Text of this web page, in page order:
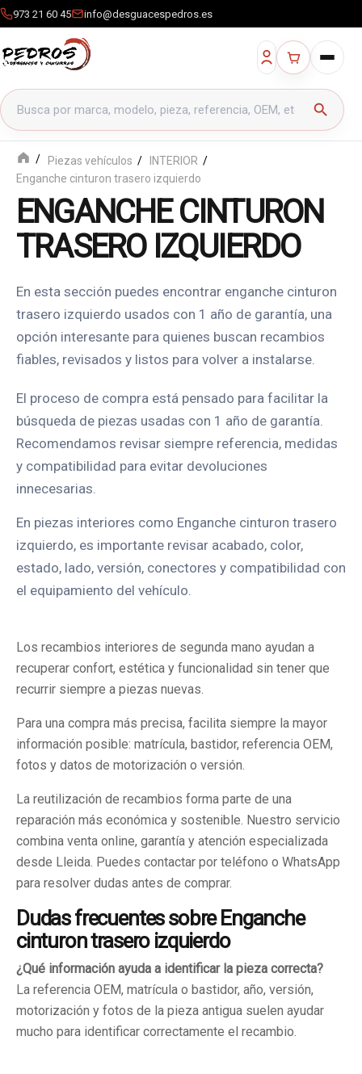
973 21 60 45 info@desguacespedros.es
Buscar productos
search
Piezas vehículos
INTERIOR
Enganche cinturon trasero izquierdo
ENGANCHE CINTURON
TRASERO IZQUIERDO
En esta sección puedes encontrar enganche cinturon
trasero izquierdo usados con 1 año de garantía, una
opción interesante para quienes buscan recambios
fiables, revisados y listos para volver a instalarse.
El proceso de compra está pensado para facilitar la
búsqueda de piezas usadas con 1 año de garantía.
Recomendamos revisar siempre referencia, medidas
y compatibilidad para evitar devoluciones
innecesarias.
En piezas interiores como Enganche cinturon trasero
izquierdo, es importante revisar acabado, color,
estado, lado, versión, conectores y compatibilidad con
el equipamiento del vehículo.
Los recambios interiores de segunda mano ayudan a
recuperar confort, estética y funcionalidad sin tener que
recurrir siempre a piezas nuevas.
Para una compra más precisa, facilita siempre la mayor
información posible: matrícula, bastidor, referencia OEM,
fotos y datos de motorización o versión.
La reutilización de recambios forma parte de una
reparación más económica y sostenible. Nuestro servicio
combina venta online, garantía y atención especializada
desde Lleida. Puedes contactar por teléfono o WhatsApp
para resolver dudas antes de comprar.
Dudas frecuentes sobre Enganche
cinturon trasero izquierdo
¿Qué información ayuda a identificar la pieza correcta?
La referencia OEM, matrícula o bastidor, año, versión,
motorización y fotos de la pieza antigua suelen ayudar
mucho para identificar correctamente el recambio.